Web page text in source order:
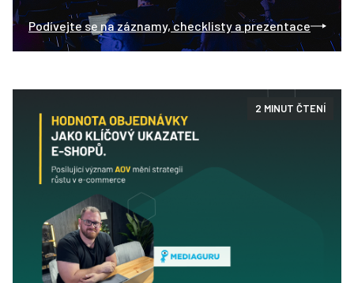
Podívejte se na záznamy, checklisty a prezentace
2 MINUT ČTENÍ